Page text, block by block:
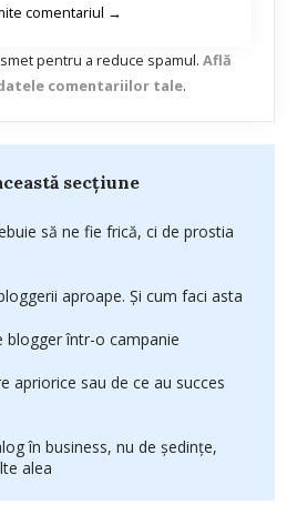
pentru a reduce spamul. Află
comentariilor tale.
secțiune
să ne fie frică, ci de prostia
aproape. Și cum faci asta
blogger într-o campanie
apriorice sau de ce au succes
în business, nu de ședințe,
alea